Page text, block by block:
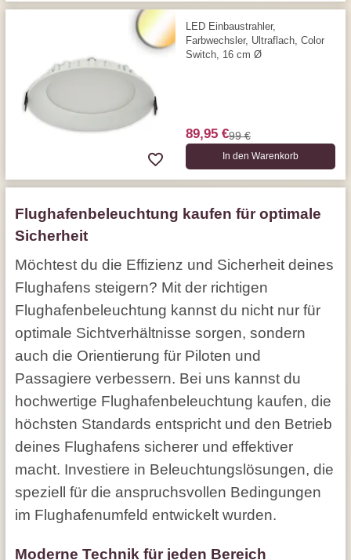
LED Einbaustrahler,
Farbwechsler, Ultraflach, Color
Switch, 16 cm Ø
89,95 €99 €
In den Warenkorb
Flughafenbeleuchtung kaufen für optimale
Sicherheit
Möchtest du die Effizienz und Sicherheit deines
Flughafens steigern? Mit der richtigen
Flughafenbeleuchtung kannst du nicht nur für
optimale Sichtverhältnisse sorgen, sondern
auch die Orientierung für Piloten und
Passagiere verbessern. Bei uns kannst du
hochwertige Flughafenbeleuchtung kaufen, die
höchsten Standards entspricht und den Betrieb
deines Flughafens sicherer und effektiver
macht. Investiere in Beleuchtungslösungen, die
speziell für die anspruchsvollen Bedingungen
im Flughafenumfeld entwickelt wurden.
Moderne Technik für jeden Bereich